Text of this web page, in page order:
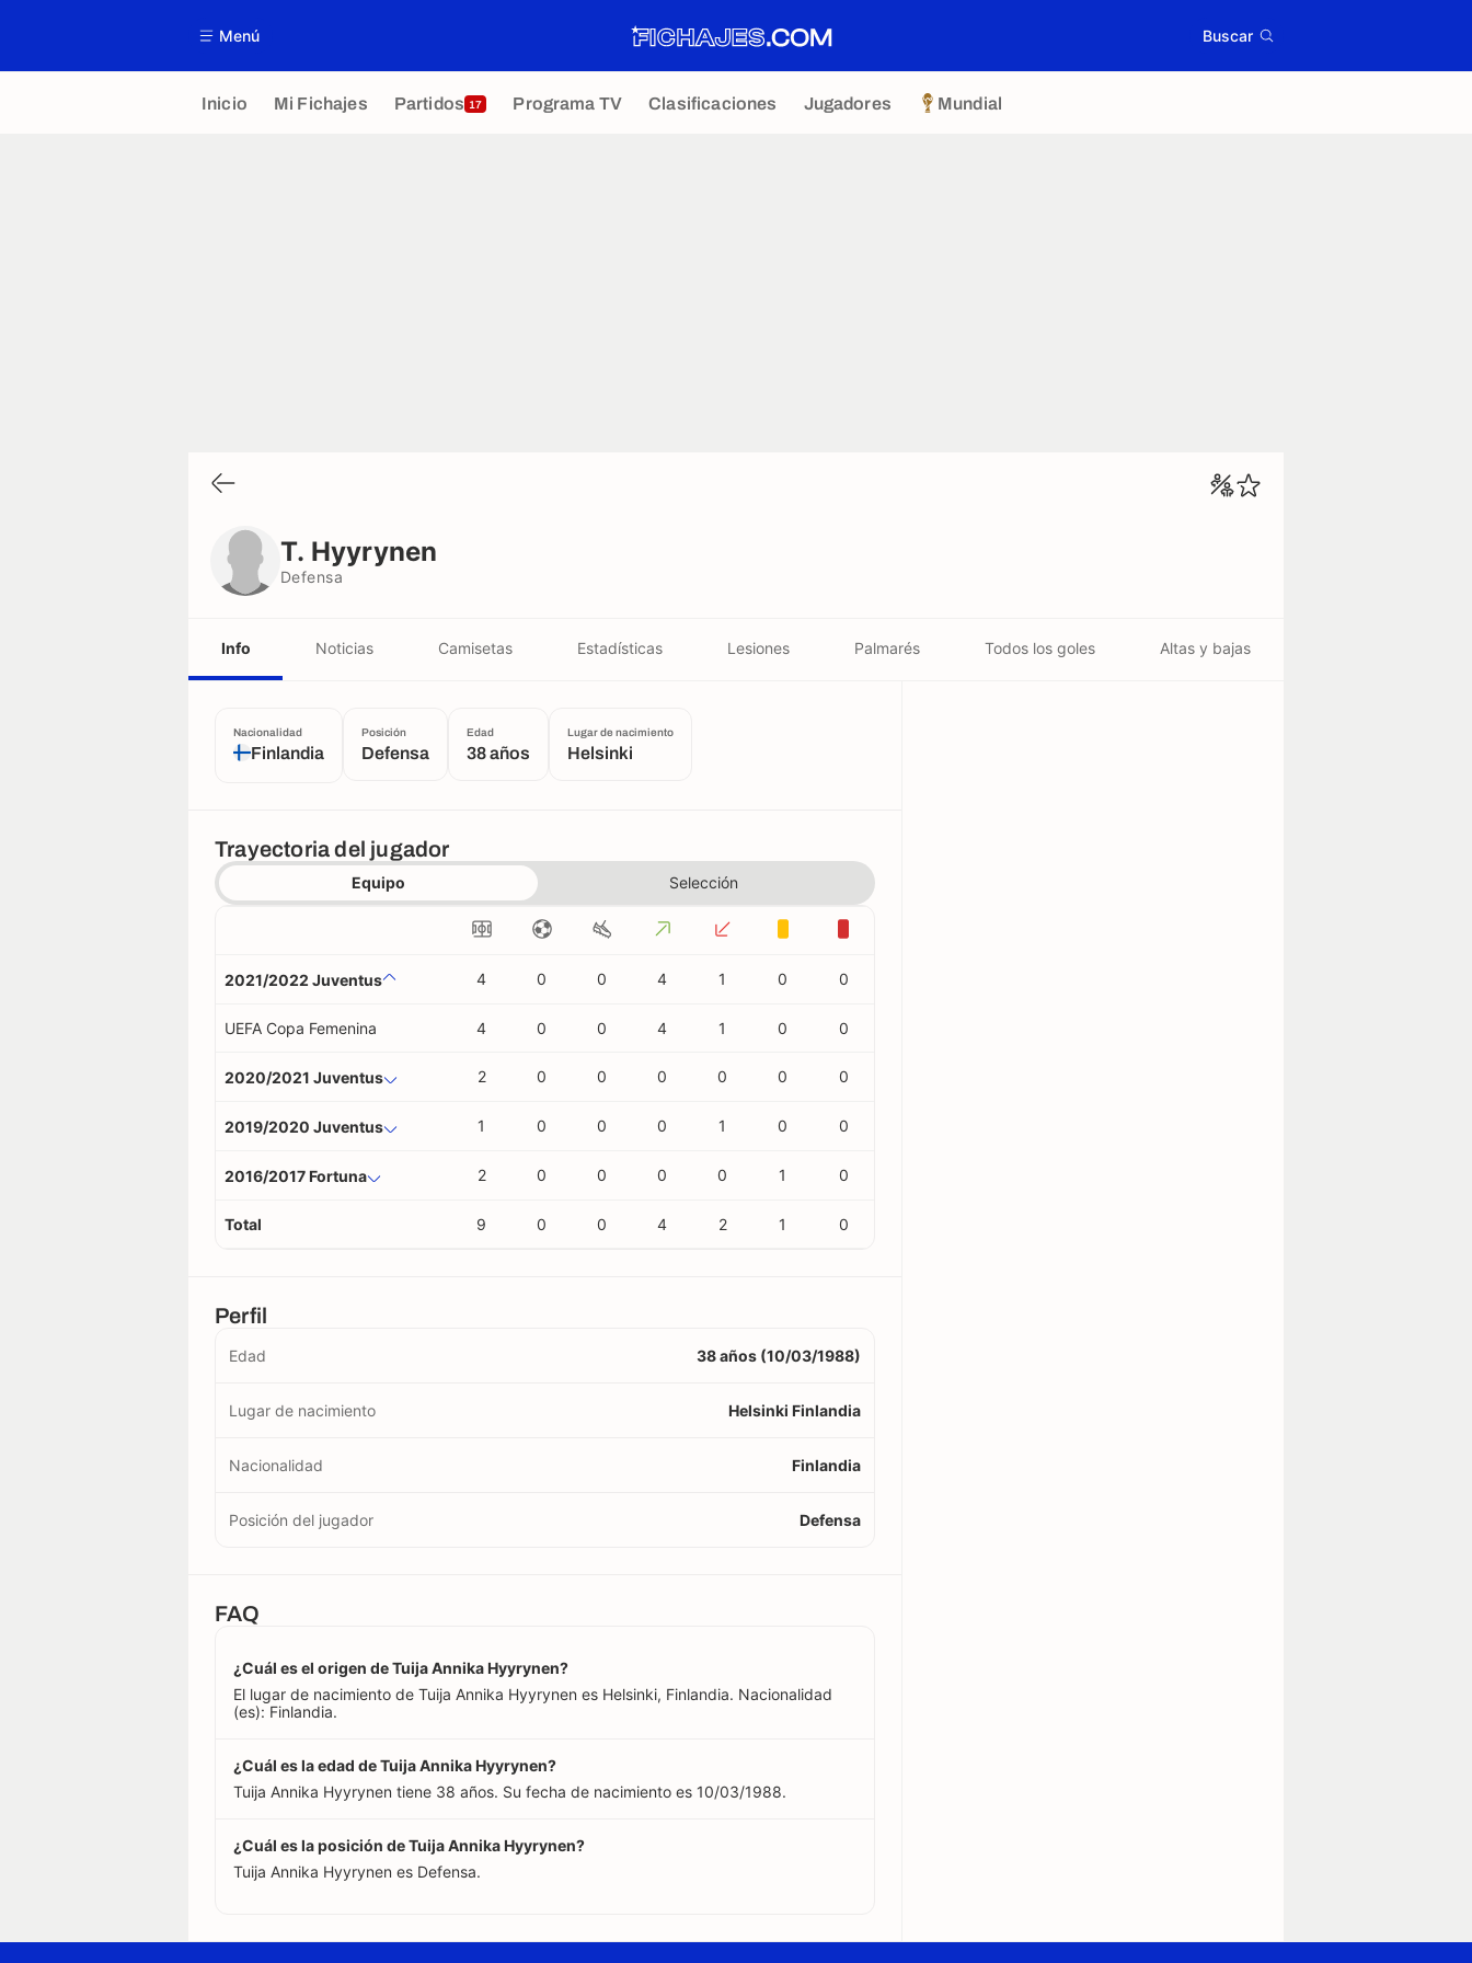
Menú Buscar
Inicio Mi Fichajes Partidos 17 Programa TV Clasificaciones Jugadores Mundial
T. Hyyrynen
Defensa
Info Noticias Camisetas Estadísticas Lesiones Palmarés Todos los goles Altas y bajas
Nacionalidad
Finlandia
Posición
Defensa
Edad
38 años
Lugar de nacimiento
Helsinki
Trayectoria del jugador
Equipo Selección
2021/2022 Juventus 4 0 0 4 1 0 0
UEFA Copa Femenina 4 0 0 4 1 0 0
2020/2021 Juventus 2 0 0 0 0 0 0
2019/2020 Juventus 1 0 0 0 1 0 0
2016/2017 Fortuna 2 0 0 0 0 1 0
Total 9 0 0 4 2 1 0
Perfil
Edad 38 años (10/03/1988)
Lugar de nacimiento Helsinki Finlandia
Nacionalidad Finlandia
Posición del jugador Defensa
FAQ
¿Cuál es el origen de Tuija Annika Hyyrynen?
El lugar de nacimiento de Tuija Annika Hyyrynen es Helsinki, Finlandia. Nacionalidad
(es): Finlandia.
¿Cuál es la edad de Tuija Annika Hyyrynen?
Tuija Annika Hyyrynen tiene 38 años. Su fecha de nacimiento es 10/03/1988.
¿Cuál es la posición de Tuija Annika Hyyrynen?
Tuija Annika Hyyrynen es Defensa.